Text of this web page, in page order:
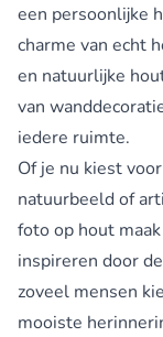
een persoonlijke
charme van echt
en natuurlijke
van
iedere ruimte.
Of je nu kiest
natuurbeeld of
foto op hout
inspireren door
zoveel mensen
mooiste